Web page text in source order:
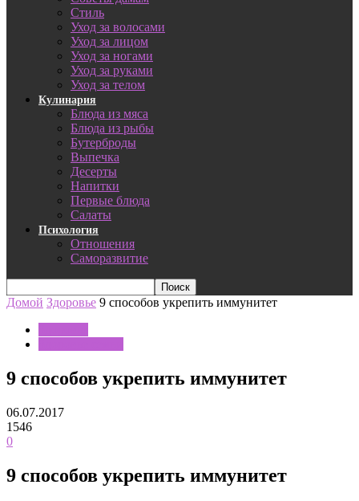
Стиль
Уход за волосами
Уход за лицом
Уход за ногами
Уход за руками
Уход за телом
Кулинария
Блюда из мяса
Блюда из рыбы
Бутерброды
Выпечка
Десерты
Напитки
Первые блюда
Салаты
Психология
Отношения
Саморазвитие
Домой Здоровье 9 способов укрепить иммунитет
9 способов укрепить иммунитет
06.07.2017
1546
0
9 способов укрепить иммунитет